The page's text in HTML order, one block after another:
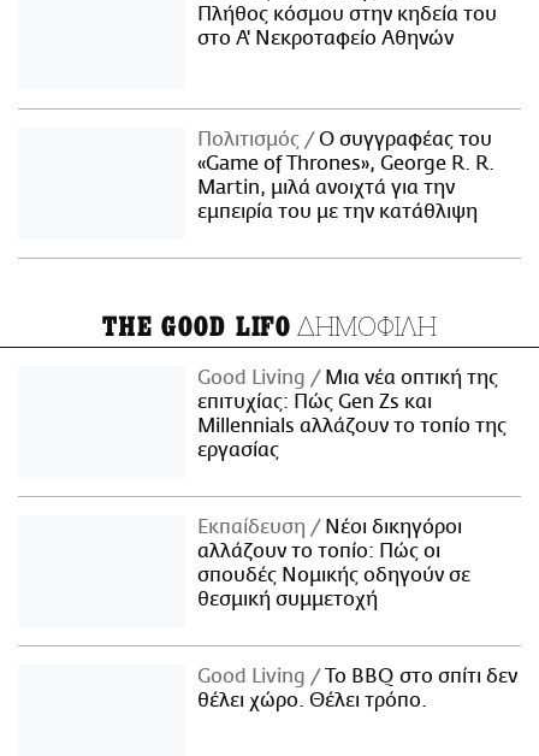
Πλήθος κόσμου στην κηδεία του
στο Α' Νεκροταφείο Αθηνών
Πολιτισμός
Ο συγγραφέας του
«Game of Thrones», George R. R.
Martin, μιλά ανοιχτά για την
εμπειρία του με την κατάθλιψη
THE GOOD LIFO ΔΗΜΟΦΙΛΗ
Good Living
Μια νέα οπτική της
επιτυχίας: Πώς Gen Zs και
Millennials αλλάζουν το τοπίο της
εργασίας
Εκπαίδευση
Νέοι δικηγόροι
αλλάζουν το τοπίο: Πώς οι
σπουδές Νομικής οδηγούν σε
θεσμική συμμετοχή
Good Living
Το BBQ στο σπίτι δεν
θέλει χώρο. Θέλει τρόπο.